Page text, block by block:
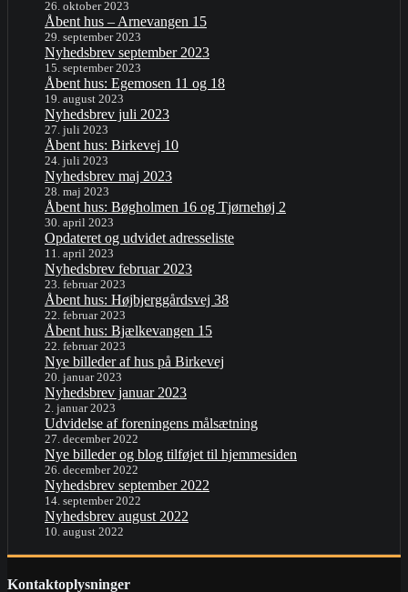
26. oktober 2023
Åbent hus – Arnevangen 15
29. september 2023
Nyhedsbrev september 2023
15. september 2023
Åbent hus: Egemosen 11 og 18
19. august 2023
Nyhedsbrev juli 2023
27. juli 2023
Åbent hus: Birkevej 10
24. juli 2023
Nyhedsbrev maj 2023
28. maj 2023
Åbent hus: Bøgholmen 16 og Tjørnehøj 2
30. april 2023
Opdateret og udvidet adresseliste
11. april 2023
Nyhedsbrev februar 2023
23. februar 2023
Åbent hus: Højbjerggårdsvej 38
22. februar 2023
Åbent hus: Bjælkevangen 15
22. februar 2023
Nye billeder af hus på Birkevej
20. januar 2023
Nyhedsbrev januar 2023
2. januar 2023
Udvidelse af foreningens målsætning
27. december 2022
Nye billeder og blog tilføjet til hjemmesiden
26. december 2022
Nyhedsbrev september 2022
14. september 2022
Nyhedsbrev august 2022
10. august 2022
Kontaktoplysninger